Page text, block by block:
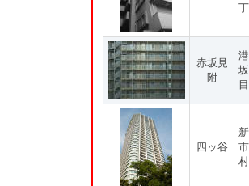
赤坂見
附
目
四ッ谷